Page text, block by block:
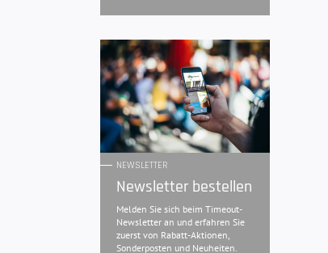
NEWSLETTER
Newsletter bestellen
Melden Sie sich beim Timeout-
Newsletter an und erfahren Sie
zuerst von Rabatt-Aktionen,
Sonderposten und Neuheiten.